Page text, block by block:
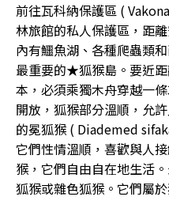
前往瓦科納保護區 (
林旅館的私人保護區，距
內有鱷魚湖、各種爬蟲類
最重要的★狐猴島。要近
本，必須乘獨木舟穿越一
開放，狐猴部分溫順，允
的冕狐猴 ( Diademed
它們性情溫順，喜歡與人
猴，它們自由自在地生活
狐猴或雜色狐猴。它們屬於